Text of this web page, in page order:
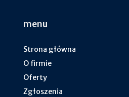
menu
Strona główna
O firmie
Oferty
Zgłoszenia